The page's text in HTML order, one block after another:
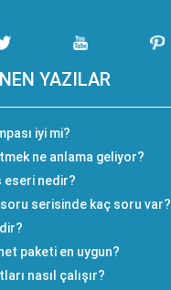
YAZILAR
iyi mi?
ne anlama geliyor?
eseri nedir?
serisinde kaç soru var?
paketi en uygun?
nasıl çalışır?